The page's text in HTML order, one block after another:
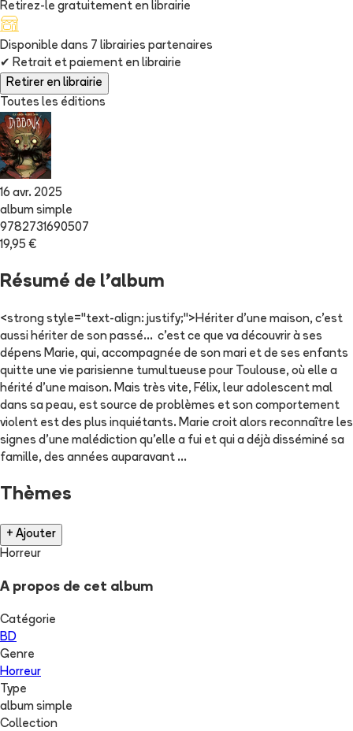
Retirez-le gratuitement en librairie
Disponible dans 7 librairies partenaires
✔ Retrait et paiement en librairie
Retirer en librairie
Toutes les éditions
16 avr. 2025
album simple
9782731690507
19,95 €
Résumé de l'album
<strong style="text-align: justify;">Hériter d’une maison, c’est
aussi hériter de son passé… c’est ce que va découvrir à ses
dépens Marie, qui, accompagnée de son mari et de ses enfants
quitte une vie parisienne tumultueuse pour Toulouse, où elle a
hérité d’une maison. Mais très vite, Félix, leur adolescent mal
dans sa peau, est source de problèmes et son comportement
violent est des plus inquiétants. Marie croit alors reconnaître les
signes d’une malédiction qu’elle a fui et qui a déjà disséminé sa
famille, des années auparavant …
Thèmes
+ Ajouter
Horreur
A propos de cet album
Catégorie
BD
Genre
Horreur
Type
album simple
Collection